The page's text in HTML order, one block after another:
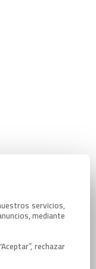
servicios,
mediante
rechazar